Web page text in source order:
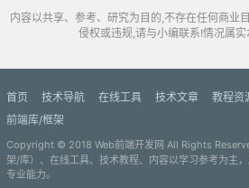
内容以共享、参考、研究为目的,不存在任何商业
侵权或违规,请与小编联系!情况属
首页 技术导航 在线工具 技术文章 教程资
前端库/框架